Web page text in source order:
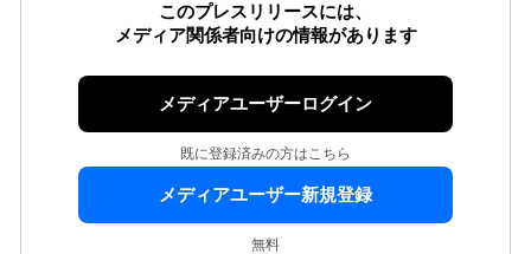
このプレスリリースには、
メディア関係者向けの情報があります
メディアユーザーログイン
既に登録済みの方はこちら
メディアユーザー新規登録
無料